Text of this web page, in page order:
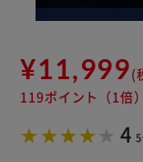
¥11,999(
119ポイント （1倍）
4